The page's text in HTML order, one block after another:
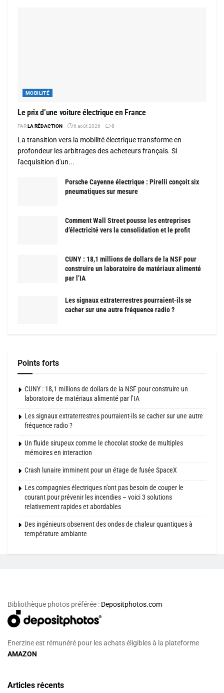
MOBILITÉ
Le prix d’une voiture électrique en France
PARLA RÉDACTION 6 août 2026 0
La transition vers la mobilité électrique transforme en
profondeur les arbitrages des acheteurs français. Si
l'acquisition d'un...
Porsche Cayenne électrique : Pirelli conçoit six
pneumatiques sur mesure
Comment Wall Street pousse les entreprises
d’électricité vers la consolidation et le profit
CUNY : 18,1 millions de dollars de la NSF pour
construire un laboratoire de matériaux alimenté
par l’IA
Les signaux extraterrestres pourraient-ils se
cacher sur une autre fréquence radio ?
Points forts
CUNY : 18,1 millions de dollars de la NSF pour construire un
laboratoire de matériaux alimenté par l’IA
Les signaux extraterrestres pourraient-ils se cacher sur une autre
fréquence radio ?
Un fluide sirupeux comme le chocolat stocke de multiples
mémoires en interaction
Crash lunaire imminent pour un étage de fusée SpaceX
Les compagnies électriques n’ont pas besoin de couper le
courant pour prévenir les incendies – voici 3 solutions
relativement rapides et abordables
Des ingénieurs observent des ondes de chaleur quantiques à
température ambiante
Bibliothèque photos préférée : Depositphotos.com
Enerzine est rémunéré pour les achats éligibles à la plateforme
AMAZON
Articles récents